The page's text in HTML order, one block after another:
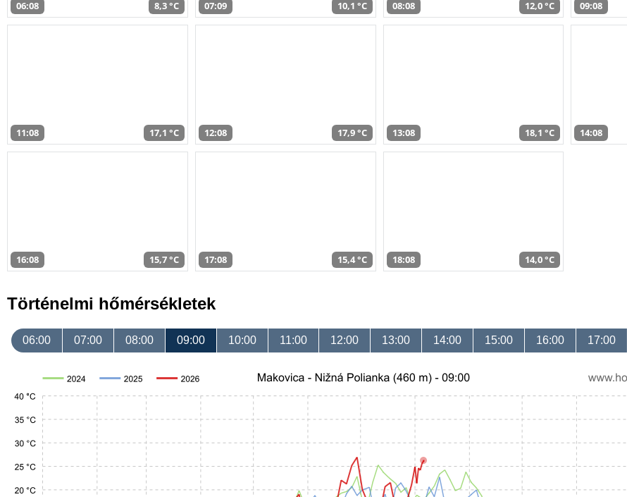
06:08 8,3 °C 07:09 10,1 °C 08:08 12,0 °C 09:08
11:08 17,1 °C 12:08 17,9 °C 13:08 18,1 °C 14:08
16:08 15,7 °C 17:08 15,4 °C 18:08 14,0 °C
Történelmi hőmérsékletek
06:00 07:00 08:00 09:00 10:00 11:00 12:00 13:00 14:00 15:00 16:00 17:00